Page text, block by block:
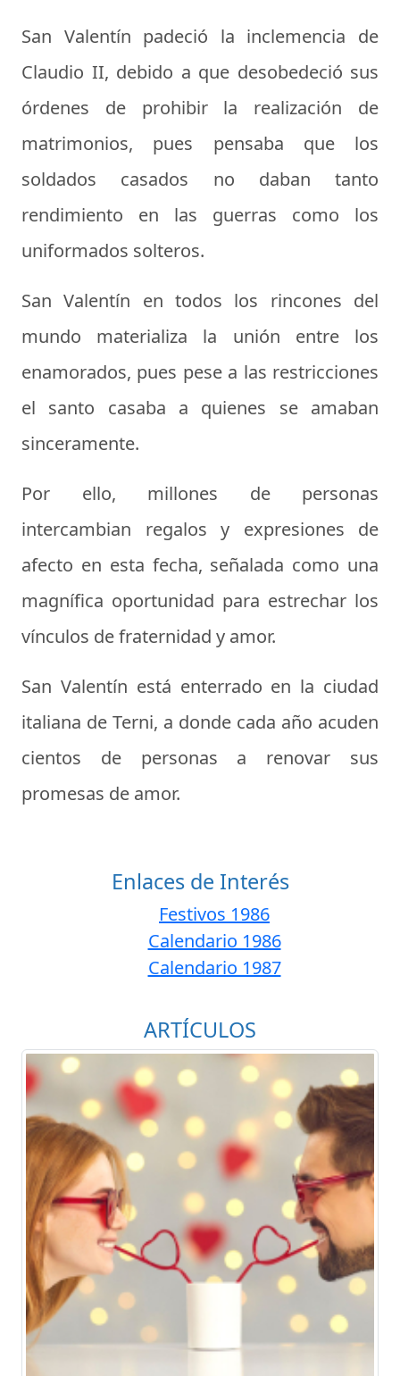
San Valentín padeció la inclemencia de
Claudio II, debido a que desobedeció sus
órdenes de prohibir la realización de
matrimonios, pues pensaba que los
soldados casados no daban tanto
rendimiento en las guerras como los
uniformados solteros.
San Valentín en todos los rincones del
mundo materializa la unión entre los
enamorados, pues pese a las restricciones
el santo casaba a quienes se amaban
sinceramente.
Por ello, millones de personas
intercambian regalos y expresiones de
afecto en esta fecha, señalada como una
magnífica oportunidad para estrechar los
vínculos de fraternidad y amor.
San Valentín está enterrado en la ciudad
italiana de Terni, a donde cada año acuden
cientos de personas a renovar sus
promesas de amor.
Enlaces de Interés
Festivos 1986
Calendario 1986
Calendario 1987
ARTÍCULOS